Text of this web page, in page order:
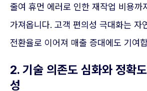
줄여 휴먼 에러로 인한 재작업 비용까
가져옵니다. 고객 편의성 극대화는 자
전환율로 이어져 매출 증대에도 기여
2. 기술 의존도 심화와 정확
성